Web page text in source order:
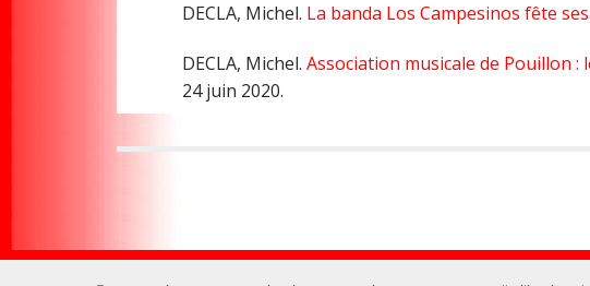
DECLA, Michel. La banda Los Campesinos fête
DECLA, Michel. Association musicale de Pouillon
24 juin 2020.